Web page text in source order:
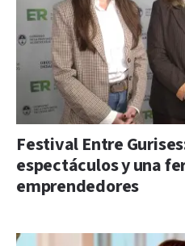
Festival Entre
espectáculos y una
emprendedores